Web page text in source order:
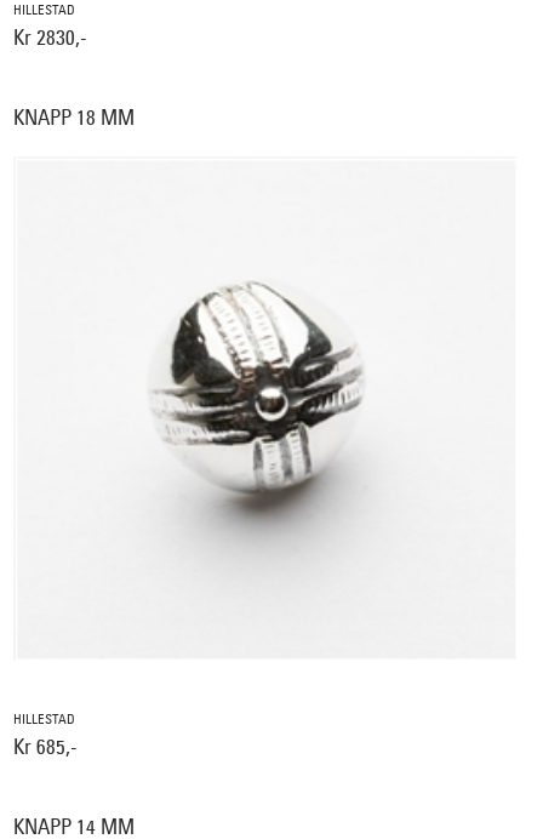
HILLESTAD
Kr 2830,-
KNAPP 18 MM
HILLESTAD
Kr 685,-
KNAPP 14 MM